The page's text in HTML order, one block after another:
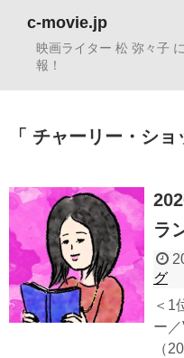
c-movie.jp
映画ライター 松 弥々子
報！
チャーリー・ショ
ラ
グ
＜1
ー
（